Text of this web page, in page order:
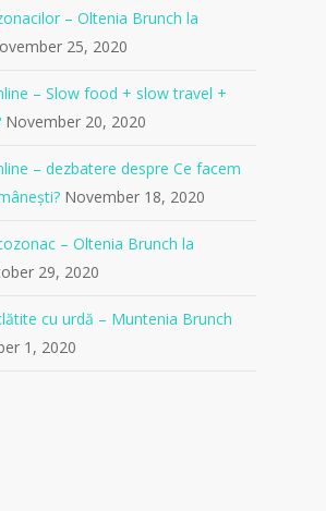
– Oltenia Brunch la
25, 2020
– Slow food + slow travel +
November 20, 2020
– dezbatere despre Ce facem
November 18, 2020
– Oltenia Brunch la
29, 2020
cu urdă – Muntenia Brunch
1, 2020